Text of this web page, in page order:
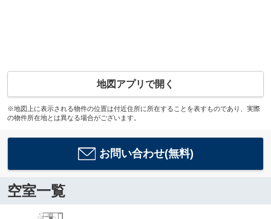
地図アプリで開く
※地図上に表示される物件の位置は付近住所に所在することを表すものであり、実際
の物件所在地とは異なる場合がございます。
お問い合わせ(無料)
空室一覧